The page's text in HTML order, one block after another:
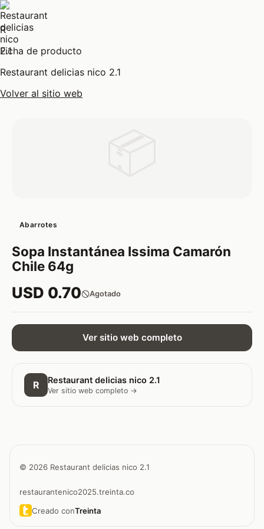
R
Ficha de producto
Restaurant delicias nico 2.1
Volver al sitio web
Abarrotes
Sopa Instantánea Issima Camarón
Chile 64g
USD 0.70 Agotado
Ver sitio web completo
R Restaurant delicias nico 2.1
Ver sitio web completo →
© 2026 Restaurant delicias nico 2.1
restaurantenico2025.treinta.co
Creado conTreinta